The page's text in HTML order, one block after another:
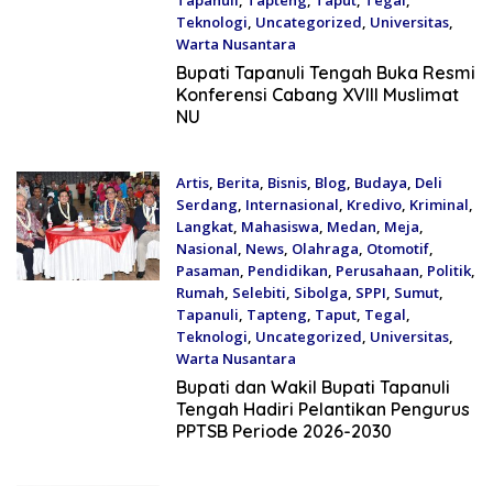
Teknologi, Uncategorized, Universitas,
Warta Nusantara
July 20, 2026
Bupati Tapanuli Tengah Buka Resmi
Konferensi Cabang XVIII Muslimat
NU
Artis, Berita, Bisnis, Blog, Budaya, Deli
Serdang, Internasional, Kredivo, Kriminal,
Langkat, Mahasiswa, Medan, Meja,
Nasional, News, Olahraga, Otomotif,
Pasaman, Pendidikan, Perusahaan, Politik,
Rumah, Selebiti, Sibolga, SPPI, Sumut,
Tapanuli, Tapteng, Taput, Tegal,
Teknologi, Uncategorized, Universitas,
Warta Nusantara
July 18, 2026
Bupati dan Wakil Bupati Tapanuli
Tengah Hadiri Pelantikan Pengurus
PPTSB Periode 2026-2030